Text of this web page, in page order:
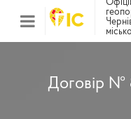
Договір №